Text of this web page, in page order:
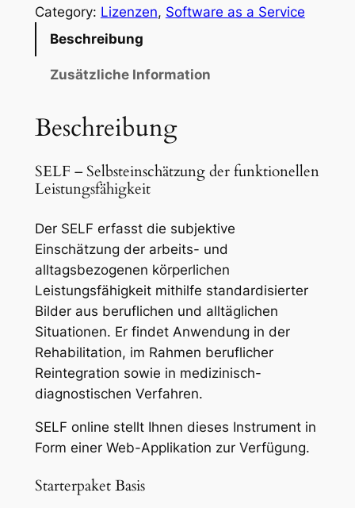
ü
n
g
i
h
r
P
r
e
i
s
a
:
l
r
s
t
:
C
F
L
n
–
S
a
r
t
e
r
p
a
k
e
t
B
s
Category: Lizenzen, Software as a Service
Beschreibung
Zusätzliche Information
Beschreibung
SELF – Selbsteinschätzung der funktionellen
Leistungsfähigkeit
Der SELF erfasst die subjektive
Einschätzung der arbeits- und
alltagsbezogenen körperlichen
Leistungsfähigkeit mithilfe standardisierter
Bilder aus beruflichen und alltäglichen
Situationen. Er findet Anwendung in der
Rehabilitation, im Rahmen beruflicher
Reintegration sowie in medizinisch-
diagnostischen Verfahren.
SELF online stellt Ihnen dieses Instrument in
Form einer Web-Applikation zur Verfügung.
Starterpaket Basis